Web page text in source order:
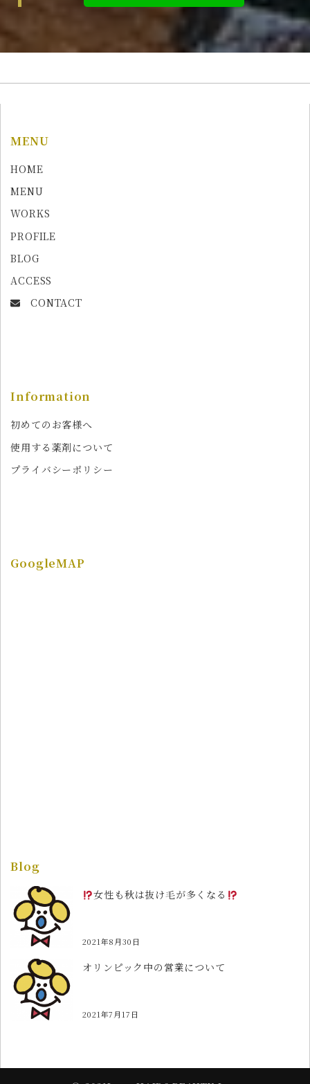
MENU
HOME
MENU
WORKS
PROFILE
BLOG
ACCESS
CONTACT
Information
初めてのお客様へ
使用する薬剤について
プライバシーポリシー
GoogleMAP
Blog
女性も秋は抜け毛が多くなる
2021年8月30日
オリンピック中の営業について
2021年7月17日